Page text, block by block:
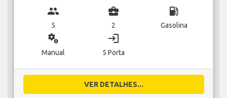
group
5
business_center
2
local_gas_station
Gasolina
miscellaneous_services
Manual
login
5 Porta
VER DETALHES...